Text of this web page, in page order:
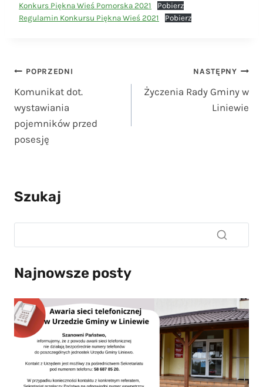
Konkurs Piękna Wieś Pomorska 2021
Pobierz
Regulamin Konkursu Piękna Wieś 2021
Pobierz
Nawigacja
wpisu
POPRZEDNI
Komunikat dot.
wystawiania
pojemników przed
posesję
NASTĘPNY
Życzenia Rady Gminy w
Liniewie
Szukaj
Najnowsze posty